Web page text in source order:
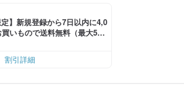
定】新規登録から7日以内に4,0
いもので送料無料（最大500
割引詳細